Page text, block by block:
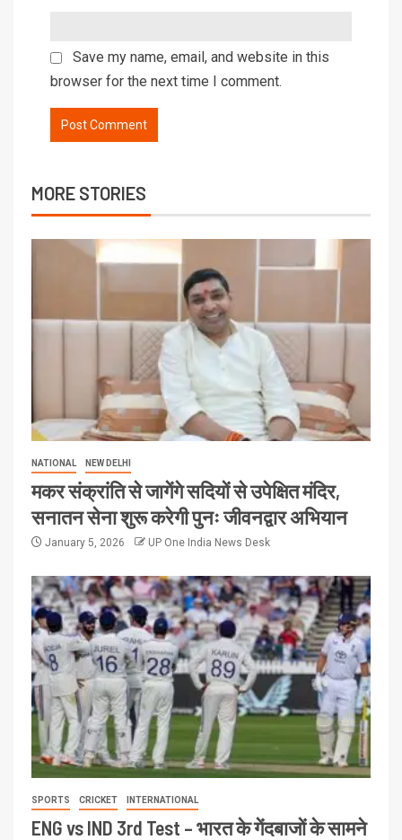
Save my name, email, and website in this
browser for the next time I comment.
MORE STORIES
NATIONAL NEW DELHI
मकर संक्रांति से जागेंगे सदियों से उपेक्षित मंदिर,
सनातन सेना शुरू करेगी पुनः जीवनद्वार अभियान
January 5, 2026 UP One India News Desk
SPORTS CRICKET INTERNATIONAL
ENG vs IND 3rd Test – भारत के गेंदबाजों के सामने